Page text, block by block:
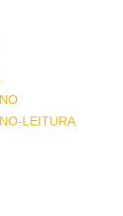
LEITURA